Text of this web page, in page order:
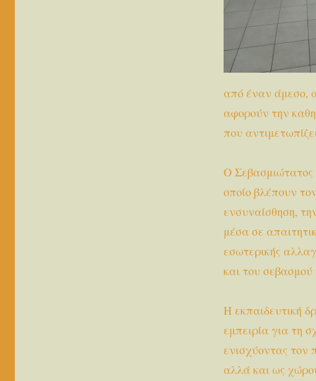
από έναν άμεσο,
αφορούν την
που
Ο Σεβασμιώτατος
οποίο βλέπουν
ενσυναίσθηση,
μέσα σε
εσωτερικής
και του
Η εκπαιδευτική
εμπειρία για τη
ενισχύοντας τον
αλλά και ως